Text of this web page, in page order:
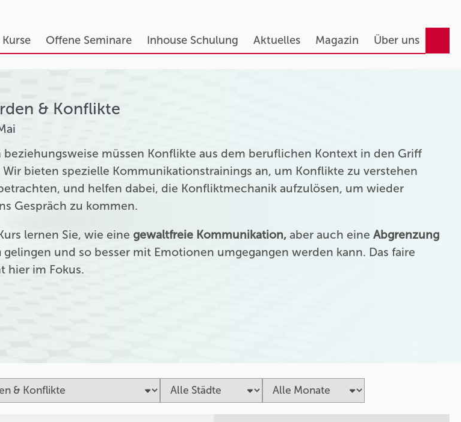
Offene Seminare Inhouse Schulung Aktuelles Magazin Über uns
& Konflikte
beziehungsweise müssen Konflikte aus dem beruflichen Kontext in den Griff
bieten spezielle Kommunikationstrainings an, um Konflikte zu verstehen
und helfen dabei, die Konfliktmechanik aufzulösen, um wieder
Gespräch zu kommen.
lernen Sie, wie einegewaltfreie Kommunikation, aber auch eineAbgrenzung
gelingen und so besser mit Emotionen umgegangen werden kann. Das faire
hier im Fokus.